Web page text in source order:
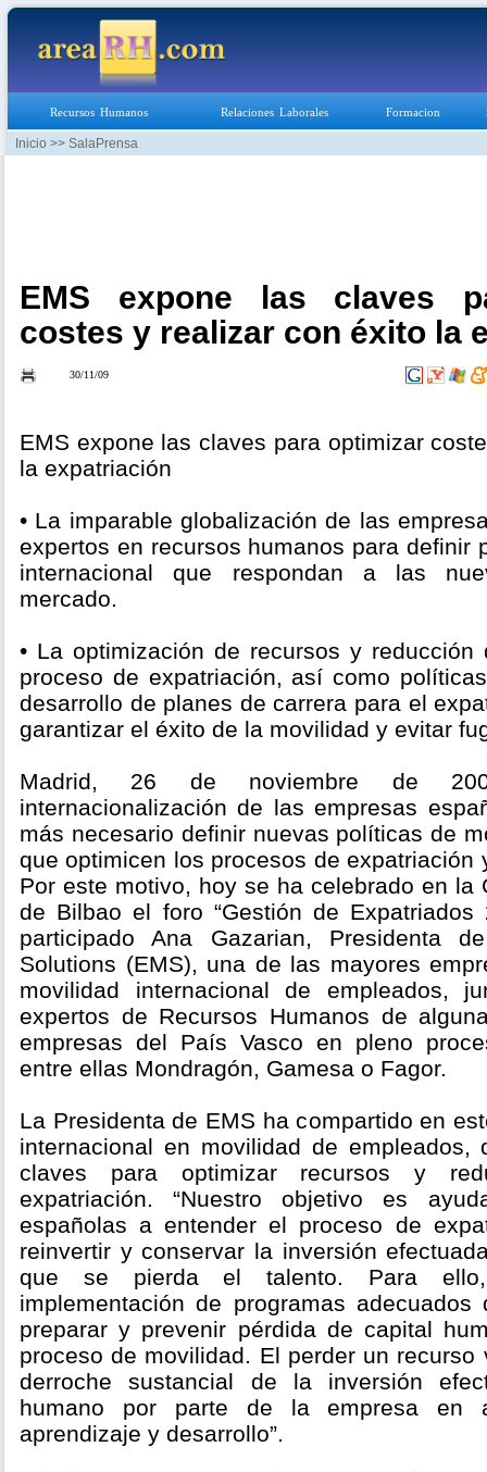
Recursos Humanos Relaciones Laborales Formacion
Inicio >> SalaPrensa
EMS expone las claves
costes y realizar con éxito la
30/11/09
EMS expone las claves para optimizar
la expatriación
• La imparable globalización de las
expertos en recursos humanos para definir
internacional que respondan a las
mercado.
• La optimización de recursos y
proceso de expatriación, así como
desarrollo de planes de carrera para el
garantizar el éxito de la movilidad y evitar
Madrid, 26 de noviembre de
internacionalización de las empresas
más necesario definir nuevas políticas de
que optimicen los procesos de expatriación
Por este motivo, hoy se ha celebrado en la
de Bilbao el foro “Gestión de
participado Ana Gazarian, Presidenta
Solutions (EMS), una de las mayores
movilidad internacional de empleados,
expertos de Recursos Humanos de
empresas del País Vasco en pleno
entre ellas Mondragón, Gamesa o Fagor.
La Presidenta de EMS ha compartido en
internacional en movilidad de empleados,
claves para optimizar recursos y
expatriación. “Nuestro objetivo es
españolas a entender el proceso de
reinvertir y conservar la inversión
que se pierda el talento. Para
implementación de programas adecuados
preparar y prevenir pérdida de capital
proceso de movilidad. El perder un recurso
derroche sustancial de la inversión
humano por parte de la empresa en
aprendizaje y desarrollo”.